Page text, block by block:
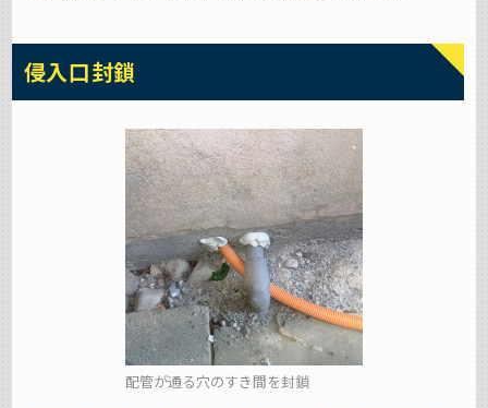
侵入口封鎖
配管が通る穴のすき間を封鎖